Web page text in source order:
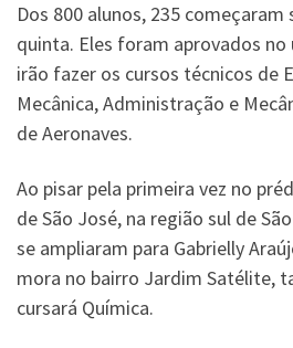
Dos 800 alunos, 235
quinta. Eles foram aprovados
irão fazer os cursos técnicos de
Mecânica, Administração e
de Aeronaves.
Ao pisar pela primeira vez no
de São José, na região sul de
se ampliaram para Gabrielly
mora no bairro Jardim Satélite,
cursará Química.